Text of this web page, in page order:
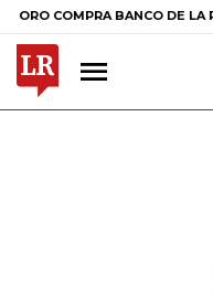
COMPRA BANCO DE LA